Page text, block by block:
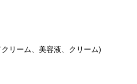
リーム、美容液、クリーム)